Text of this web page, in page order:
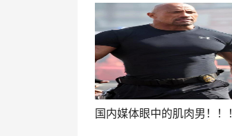
国内媒体眼中的肌肉男！！！